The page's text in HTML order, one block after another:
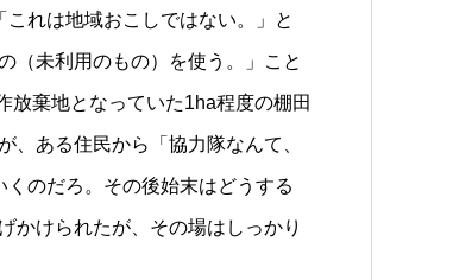
れは地域おこしではない。」と
（未利用のもの）を使う。」こと
放棄地となっていた1ha程度の棚田
、ある住民から「協力隊なんて、
のだろ。その後始末はどうする
かけられたが、その場はしっかり